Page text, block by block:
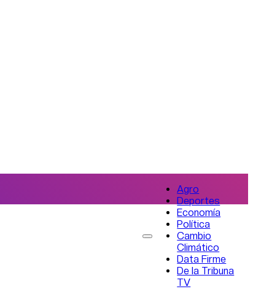
Agro
Deportes
Economía
Política
Cambio
Climático
Data Firme
De la Tribuna
TV